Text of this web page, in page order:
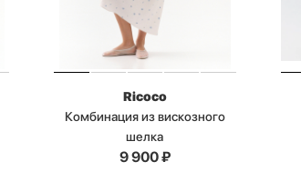
Ricoco
Комбинация из вискозного
шелка
9 900₽